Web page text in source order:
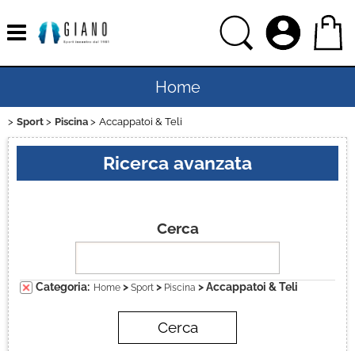
Home
Uomo
Donna
Ciclismo
Sport Piscina Accappatoi & Teli
Ricerca avanzata
Cerca
Categoria: Home > Sport > Piscina > Accappatoi & Teli